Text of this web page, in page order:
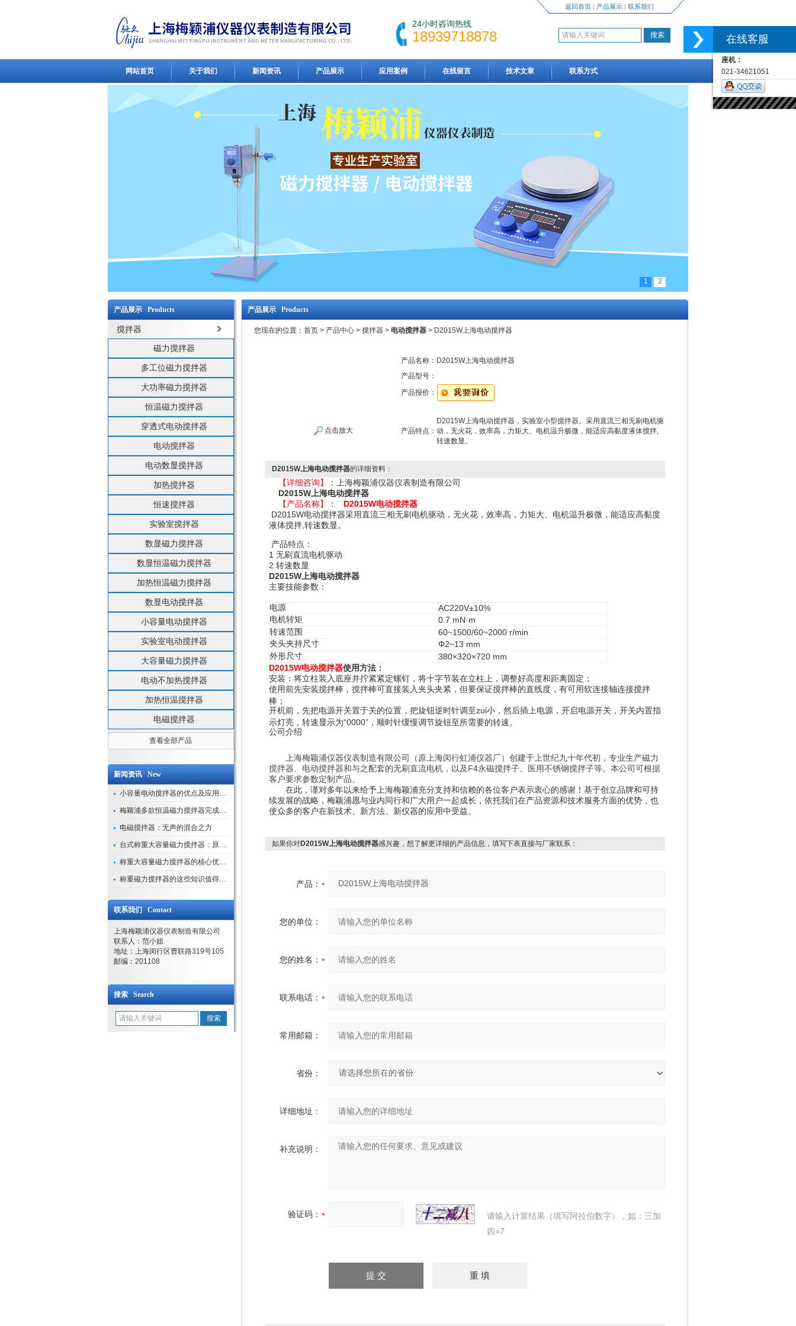
返回首页| 产品展示| 联系我们
24小时咨询热线
18939718878
网站首页 关于我们 新闻资讯 产品展示 应用案例 在线留言 技术文章 联系方式
1 2
产品展示 Products
搅拌器
磁力搅拌器
多工位磁力搅拌器
大功率磁力搅拌器
恒温磁力搅拌器
穿透式电动搅拌器
电动搅拌器
电动数显搅拌器
加热搅拌器
恒速搅拌器
实验室搅拌器
数显磁力搅拌器
数显恒温磁力搅拌器
加热恒温磁力搅拌器
数显电动搅拌器
小容量电动搅拌器
实验室电动搅拌器
大容量磁力搅拌器
电动不加热搅拌器
加热恒温搅拌器
电磁搅拌器
查看全部产品
新闻资讯 New
小容量电动搅拌器的优点及应用解析
梅颖浦多款恒温磁力搅拌器完成技术迭代 数字化操控全面升级
电磁搅拌器：无声的混合之力
台式称重大容量磁力搅拌器：原理与应用解析
称重大容量磁力搅拌器的核心优势解析
称重磁力搅拌器的这些知识值得我们学习
联系我们 Contact
上海梅颖浦仪器仪表制造有限公司
联系人：范小姐
地址：上海闵行区曹联路319号105
邮编：201108
搜索 Search
产品展示 Products
您现在的位置： 首页 > 产品中心 > 搅拌器 > 电动搅拌器 > D2015W上海电动搅拌器
点击放大
产品名称： D2015W上海电动搅拌器
产品型号：
产品报价：
产品特点：
D2015W上海电动搅拌器，实验室小型搅拌器。采用直流三相无刷电机驱
动，无火花，效率高，力矩大、电机温升极微，能适应高黏度液体搅拌,
转速数显。
D2015W上海电动搅拌器的详细资料：
【详细咨询】
：上海梅颖浦仪器仪表制造有限公司
D2015W上海电动搅拌器
【产品名称】
： D2015W电动搅拌器
D2015W电动搅拌器采用直流三相无刷电机驱动，无火花，效率高，力矩大、电机温升极微，能适应高黏度
液体搅拌,转速数显。
产品特点：
1 无刷直流电机驱动
2 转速数显
D2015W 上海电动搅拌器
主要技能参数：
电源
AC220V±10%
电机转矩
0.7 mN·m
转速范围
60~1500/60~2000 r/min
夹头夹持尺寸
Φ2~13 mm
外形尺寸
380×320×720 mm
D2015W电动搅拌器使用方法：
安装：将立柱装入底座并拧紧紧定螺钉，将十字节装在立柱上，调整好高度和距离固定；
使用前先安装搅拌棒，搅拌棒可直接装入夹头夹紧，但要保证搅拌棒的直线度，有可用软连接轴连接搅拌
棒；
开机前，先把电源开关置于关的位置，把旋钮逆时针调至zui小，然后插上电源，开启电源开关，开关内置指
示灯亮，转速显示为“0000”，顺时针缓慢调节旋钮至所需要的转速。
公司介绍
上海梅颖浦仪器仪表制造有限公司（原上海闵行虹浦仪器厂）创建于上世纪九十年代初，专业生产磁力
搅拌器、电动搅拌器和与之配套的无刷直流电机，以及F4永磁搅拌子、医用不锈钢搅拌子等。本公司可根据
客户要求参数定制产品。
在此，谨对多年以来给予上海梅颖浦充分支持和信赖的各位客户表示衷心的感谢！基于创立品牌和可持
续发展的战略，梅颖浦愿与业内同行和广大用户一起成长，依托我们在产品资源和技术服务方面的优势，也
使众多的客户在新技术、新方法、新仪器的应用中受益。
如果你对D2015W上海电动搅拌器感兴趣，想了解更详细的产品信息，填写下表直接与厂家联系：
产品：
您的单位：
您的姓名：
联系电话：
常用邮箱：
省份：
详细地址：
补充说明：
验证码：
请输入计算结果（填写阿拉伯数字），如：三加
四=7
在线客服
座机：
021-34621051